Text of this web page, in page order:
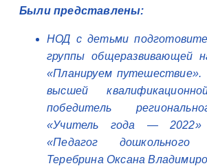
Были представлены:
НОД с детьми
группы общеразвивающей
«Планируем
высшей
победитель
«Учитель года — 2022»
«Педагог дошкольного
Теребрина Оксана